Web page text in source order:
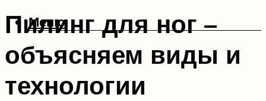
Меню
Пилинг для ног –
объясняем виды и
технологии